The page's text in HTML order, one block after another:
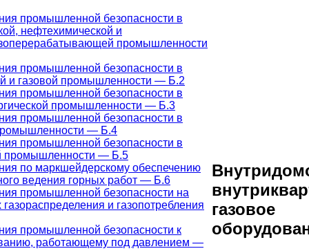
промышленной безопасности в
нефтехимической и
промышленности
промышленной безопасности в
и газовой промышленности — Б.2
промышленной безопасности в
промышленности — Б.3
промышленной безопасности в
— Б.4
промышленной безопасности в
промышленности — Б.5
по маркшейдерскому обеспечению
ведения горных работ — Б.6
промышленной безопасности на
газораспределения и газопотребления
промышленной безопасности к
работающему под давлением —
газовое